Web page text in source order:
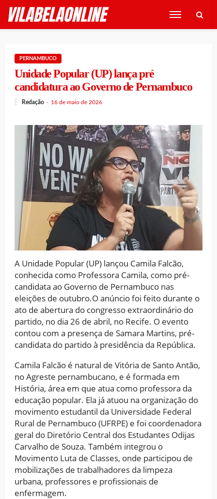
PERNAMBUCO
Unidade Popular (UP) lança pré
candidatura ao Governo de Pernambuco
Redação 16 de maio de 2026
A Unidade Popular (UP) lançou Camila Falcão,
conhecida como Professora Camila, como pré-
candidata ao Governo de Pernambuco nas
eleições de outubro.O anúncio foi feito durante o
ato de abertura do congresso extraordinário do
partido, no dia 26 de abril, no Recife. O evento
contou com a presença de Samara Martins, pré-
candidata do partido à presidência da República.
Camila Falcão é natural de Vitória de Santo Antão,
no Agreste pernambucano, e é formada em
História, área em que atua como professora da
educação popular. Ela já atuou na organização do
movimento estudantil da Universidade Federal
Rural de Pernambuco (UFRPE) e foi coordenadora
geral do Diretório Central dos Estudantes Odijas
Carvalho de Souza. Também integrou o
Movimento Luta de Classes, onde participou de
mobilizações de trabalhadores da limpeza
urbana, professores e profissionais de
enfermagem.